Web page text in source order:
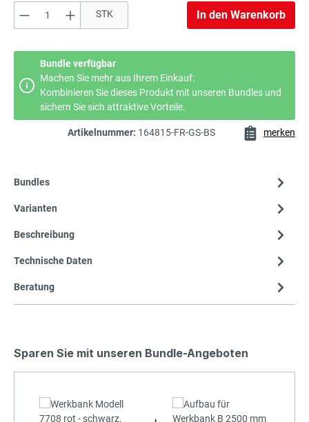
Produkt Anzahl: Gib den gewünschten
STK In den Warenkorb
Bundle verfügbar
Machen Sie mehr aus Ihrem Einkauf:
Kombinieren Sie dieses Produkt mit unseren Bundles und
sichern Sie sich attraktive Vorteile.
Artikelnummer: 164815-FR-GS-BS merken
Bundles
Varianten
Beschreibung
Technische Daten
Beratung
Sparen Sie mit unseren Bundle-Angeboten